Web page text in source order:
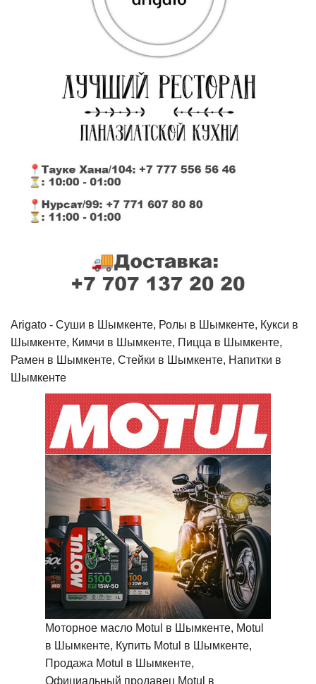
Arigato - Cуши в Шымкенте, Ролы в Шымкенте, Кукси в
Шымкенте, Кимчи в Шымкенте, Пицца в Шымкенте,
Рамен в Шымкенте, Стейки в Шымкенте, Напитки в
Шымкенте
Моторное масло Motul в Шымкенте, Motul
в Шымкенте, Купить Motul в Шымкенте,
Продажа Motul в Шымкенте,
Официальный продавец Motul в